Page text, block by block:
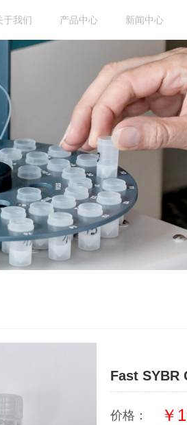
于我们 产品中心 新闻中心
Fast SYBR
价格： ￥